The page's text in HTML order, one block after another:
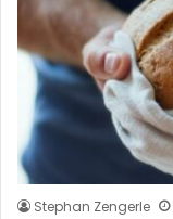
Stephan Zengerle